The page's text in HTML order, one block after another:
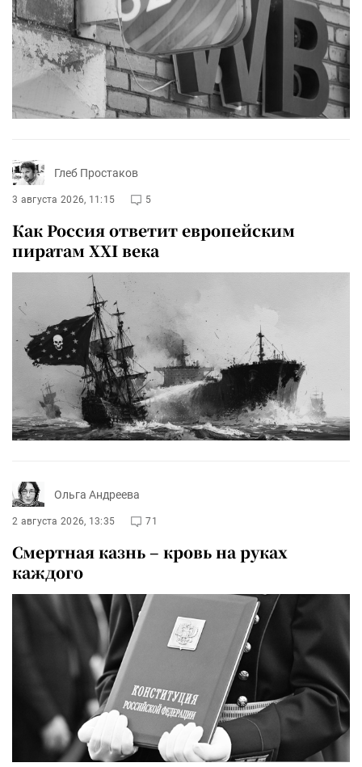
Глеб Простаков
3 августа 2026, 11:15 5
Как Россия ответит европейским
пиратам XXI века
Ольга Андреева
2 августа 2026, 13:35 71
Смертная казнь – кровь на руках
каждого